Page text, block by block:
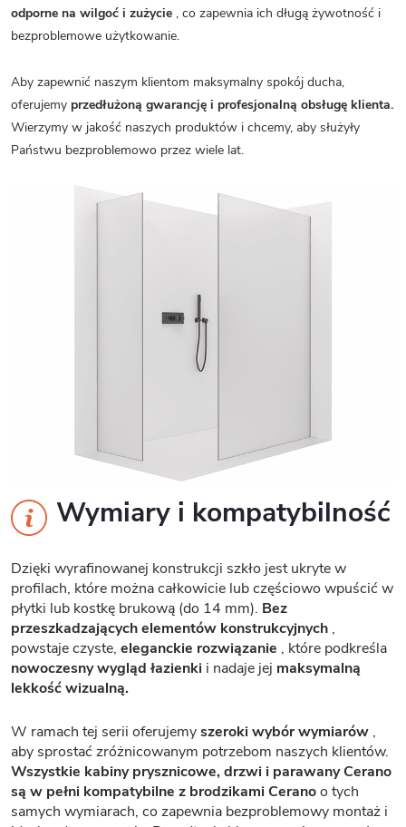
odporne na wilgoć i zużycie , co zapewnia ich długą żywotność i
bezproblemowe użytkowanie.
Aby zapewnić naszym klientom maksymalny spokój ducha,
oferujemy przedłużoną gwarancję i profesjonalną obsługę klienta.
Wierzymy w jakość naszych produktów i chcemy, aby służyły
Państwu bezproblemowo przez wiele lat.
Wymiary i kompatybilność
Dzięki wyrafinowanej konstrukcji szkło jest ukryte w
profilach, które można całkowicie lub częściowo wpuścić w
płytki lub kostkę brukową (do 14 mm). Bez
przeszkadzających elementów konstrukcyjnych ,
powstaje czyste, eleganckie rozwiązanie , które podkreśla
nowoczesny wygląd łazienki i nadaje jej maksymalną
lekkość wizualną.
W ramach tej serii oferujemyszeroki wybór wymiarów ,
aby sprostać zróżnicowanym potrzebom naszych klientów.
Wszystkie kabiny prysznicowe, drzwi i parawany Cerano
są w pełni kompatybilne z brodzikami Ceranoo tych
samych wymiarach, co zapewnia bezproblemowy montaż i